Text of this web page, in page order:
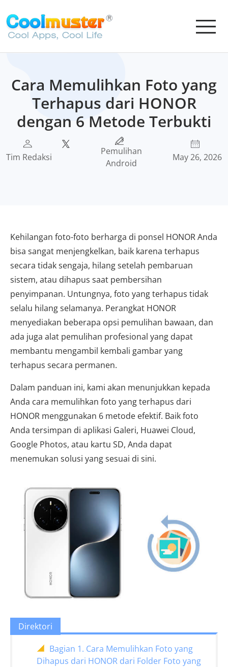
Cara Memulihkan Foto yang
Terhapus dari HONOR
dengan 6 Metode Terbukti
Tim Redaksi
Pemulihan
Android
May 26, 2026
Kehilangan foto-foto berharga di ponsel HONOR Anda
bisa sangat menjengkelkan, baik karena terhapus
secara tidak sengaja, hilang setelah pembaruan
sistem, atau dihapus saat pembersihan
penyimpanan. Untungnya, foto yang terhapus tidak
selalu hilang selamanya. Perangkat HONOR
menyediakan beberapa opsi pemulihan bawaan, dan
ada juga alat pemulihan profesional yang dapat
membantu mengambil kembali gambar yang
terhapus secara permanen.
Dalam panduan ini, kami akan menunjukkan kepada
Anda cara memulihkan foto yang terhapus dari
HONOR menggunakan 6 metode efektif. Baik foto
Anda tersimpan di aplikasi Galeri, Huawei Cloud,
Google Photos, atau kartu SD, Anda dapat
menemukan solusi yang sesuai di sini.
Direktori
Bagian 1. Cara Memulihkan Foto yang
Dihapus dari HONOR dari Folder Foto yang